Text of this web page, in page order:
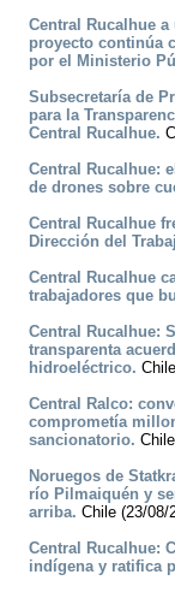
Central Rucalhue a
proyecto continúa
por el Ministerio
Subsecretaría de
para la
Central Rucalhue.
Central Rucalhue:
de drones sobre
Central Rucalhue
Dirección del
Central Rucalhue
trabajadores que
Central Rucalhue:
transparenta
hidroeléctrico.
Central Ralco:
comprometía
sancionatorio.
Noruegos de
río Pilmaiquén y
arriba. Chile (23/08/
Central Rucalhue:
indígena y ratifica